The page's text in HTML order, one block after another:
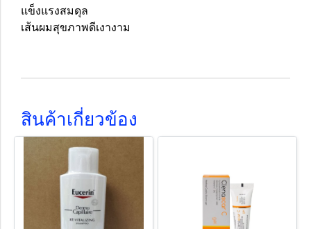
แข็งแรงสมดุล
เส้นผมสุขภาพดีเงางาม
สินค้าเกี่ยวข้อง